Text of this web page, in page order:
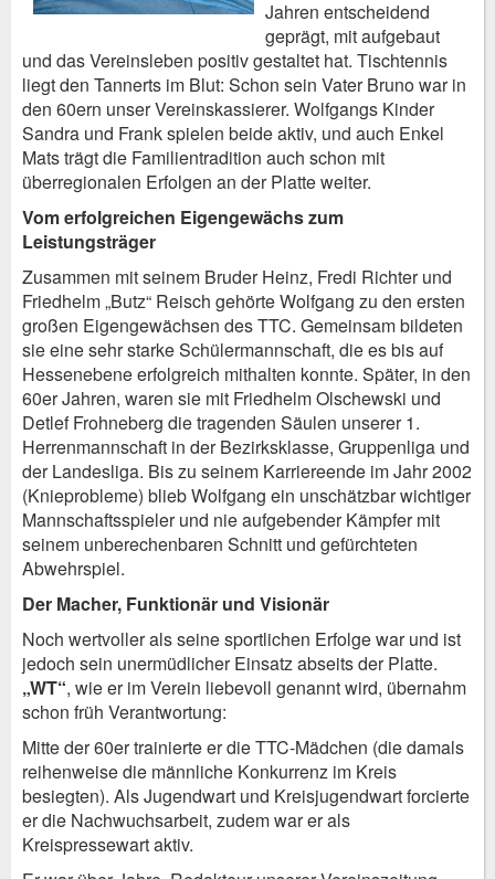
Jahren entscheidend
geprägt, mit aufgebaut
und das Vereinsleben positiv gestaltet hat. Tischtennis
liegt den Tannerts im Blut: Schon sein Vater Bruno war in
den 60ern unser Vereinskassierer. Wolfgangs Kinder
Sandra und Frank spielen beide aktiv, und auch Enkel
Mats trägt die Familientradition auch schon mit
überregionalen Erfolgen an der Platte weiter.
Vom erfolgreichen Eigengewächs zum
Leistungsträger
Zusammen mit seinem Bruder Heinz, Fredi Richter und
Friedhelm „Butz“ Reisch gehörte Wolfgang zu den ersten
großen Eigengewächsen des TTC. Gemeinsam bildeten
sie eine sehr starke Schülermannschaft, die es bis auf
Hessenebene erfolgreich mithalten konnte. Später, in den
60er Jahren, waren sie mit Friedhelm Olschewski und
Detlef Frohneberg die tragenden Säulen unserer 1.
Herrenmannschaft in der Bezirksklasse, Gruppenliga und
der Landesliga. Bis zu seinem Karriereende im Jahr 2002
(Knieprobleme) blieb Wolfgang ein unschätzbar wichtiger
Mannschaftsspieler und nie aufgebender Kämpfer mit
seinem unberechenbaren Schnitt und gefürchteten
Abwehrspiel.
Der Macher, Funktionär und Visionär
Noch wertvoller als seine sportlichen Erfolge war und ist
jedoch sein unermüdlicher Einsatz abseits der Platte.
„WT“, wie er im Verein liebevoll genannt wird, übernahm
schon früh Verantwortung:
Mitte der 60er trainierte er die TTC-Mädchen (die damals
reihenweise die männliche Konkurrenz im Kreis
besiegten). Als Jugendwart und Kreisjugendwart forcierte
er die Nachwuchsarbeit, zudem war er als
Kreispressewart aktiv.